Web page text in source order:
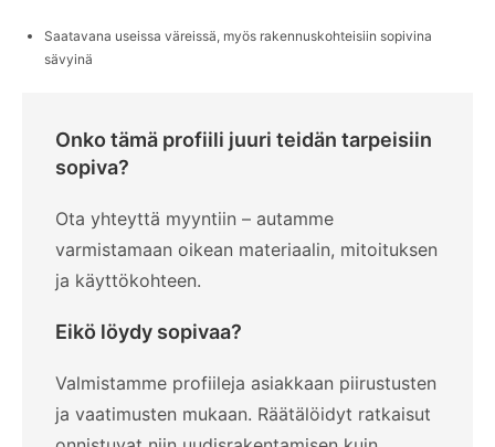
Saatavana useissa väreissä, myös rakennuskohteisiin sopivina
sävyinä
Onko tämä profiili juuri teidän tarpeisiin
sopiva?
Ota yhteyttä myyntiin – autamme
varmistamaan oikean materiaalin, mitoituksen
ja käyttökohteen.
Eikö löydy sopivaa?
Valmistamme profiileja asiakkaan piirustusten
ja vaatimusten mukaan. Räätälöidyt ratkaisut